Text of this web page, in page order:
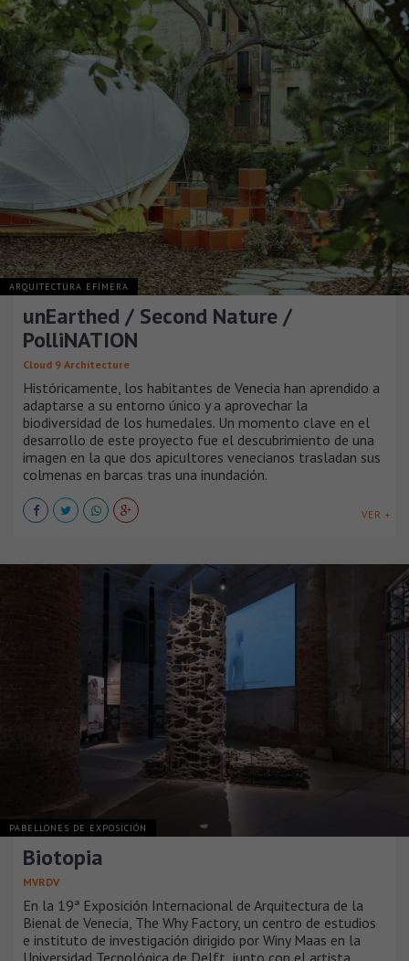
ARQUITECTURA EFÍMERA
unEarthed / Second Nature /
PolliNATION
Cloud 9 Architecture
Históricamente, los habitantes de Venecia han aprendido a
adaptarse a su entorno único y a aprovechar la
biodiversidad de los humedales. Un momento clave en el
desarrollo de este proyecto fue el descubrimiento de una
imagen en la que dos apicultores venecianos trasladan sus
colmenas en barcas tras una inundación.
VER +
PABELLONES DE EXPOSICIÓN
Biotopia
MVRDV
En la 19ª Exposición Internacional de Arquitectura de la
Bienal de Venecia, The Why Factory, un centro de estudios
e instituto de investigación dirigido por Winy Maas en la
Universidad Tecnológica de Delft, junto con el artista